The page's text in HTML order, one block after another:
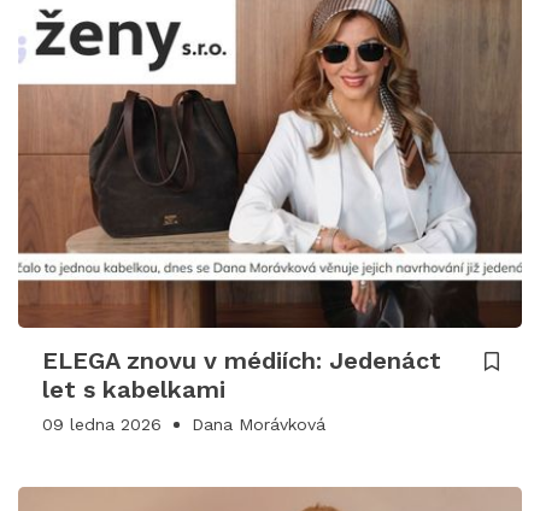
ELEGA znovu v médiích: Jedenáct
let s kabelkami
09 ledna 2026 Dana Morávková